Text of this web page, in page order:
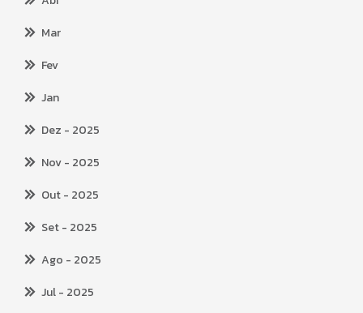
Mar
Fev
Jan
Dez - 2025
Nov- 2025
Out- 2025
Set- 2025
Ago - 2025
Jul- 2025